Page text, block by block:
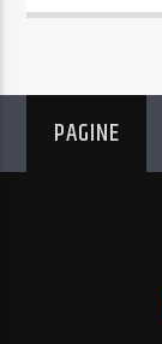
PAGINE